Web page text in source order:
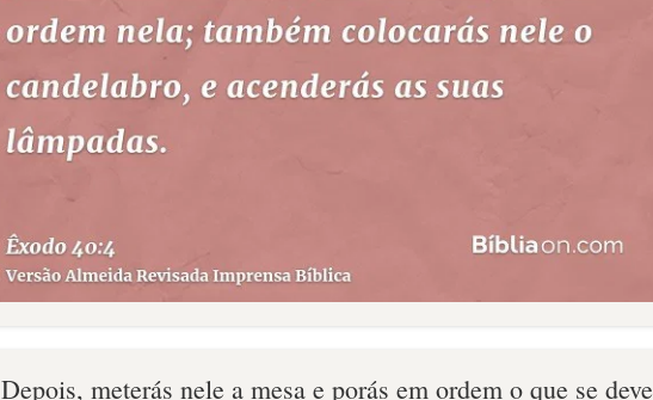
Depois, meterás nele a mesa e porás em ordem o que se deve